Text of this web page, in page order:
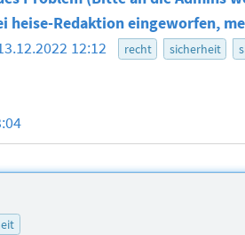
heise-Redaktion eingeworfen,
12:12 recht sicherheit